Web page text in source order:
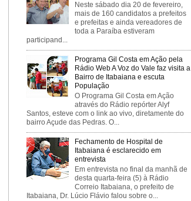
Neste sábado dia 20 de fevereiro,
mais de 160 candidatos a prefeitos
e prefeitas e ainda vereadores de
toda a Paraíba estiveram
participand...
Programa Gil Costa em Ação pela
Rádio Web A Voz do Vale faz visita a
Bairro de Itabaiana e escuta
População
O Programa Gil Costa em Ação
através do Rádio repórter Alyf
Santos, esteve com o link ao vivo, diretamente do
bairro Açude das Pedras. O...
Fechamento de Hospital de
Itabaiana é esclarecido em
entrevista
Em entrevista no final da manhã de
desta quarta-feira (5) à Rádio
Correio Itabaiana, o prefeito de
Itabaiana, Dr. Lúcio Flávio falou sobre o...